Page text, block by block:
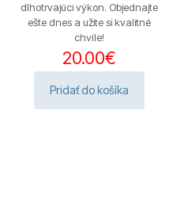
dlhotrvajúci výkon. Objednajte
ešte dnes a užite si kvalitné
chvíle!
20.00€
Pridať do košíka